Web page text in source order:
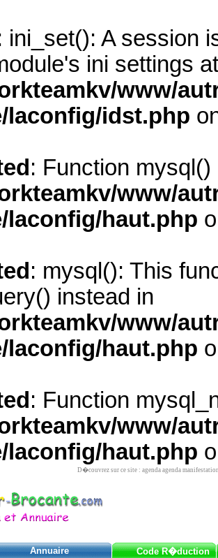
ini_set(): A session
ini settings
www/
laconfig/idst.php
: Function
www/
laconfig/haut.php
: mysql(): This
instead in
www/
laconfig/haut.php
: Function
www/
laconfig/haut.php
D�couvrez sur ce site : agenda agenda
Annuaire Code R�duction